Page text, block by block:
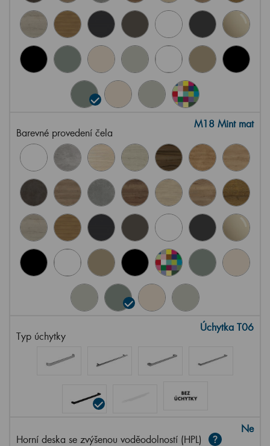
Barevné provedení čela
M18 Mint mat
Typ úchytky
Úchytka T06
Horní deska se zvýšenou voděodolností (HPL)
Ne